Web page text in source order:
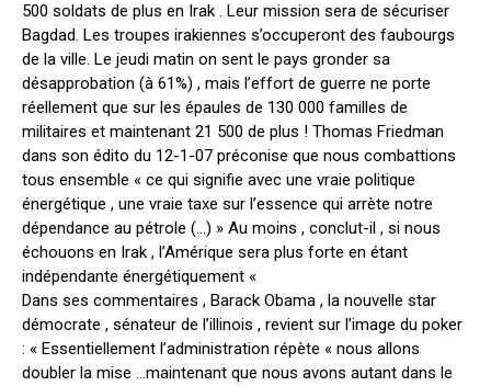
500 soldats de plus en Irak . Leur mission sera de sécuriser
Bagdad. Les troupes irakiennes s’occuperont des faubourgs
de la ville. Le jeudi matin on sent le pays gronder sa
désapprobation (à 61%) , mais l’effort de guerre ne porte
réellement que sur les épaules de 130 000 familles de
militaires et maintenant 21 500 de plus ! Thomas Friedman
dans son édito du 12-1-07 préconise que nous combattions
tous ensemble « ce qui signifie avec une vraie politique
énergétique , une vraie taxe sur l’essence qui arrète notre
dépendance au pétrole (…) » Au moins , conclut-il , si nous
échouons en Irak , l’Amérique sera plus forte en étant
indépendante énergétiquement «
Dans ses commentaires , Barack Obama , la nouvelle star
démocrate , sénateur de l’illinois , revient sur l’image du poker
: « Essentiellement l’administration répète « nous allons
doubler la mise …maintenant que nous avons autant dans le